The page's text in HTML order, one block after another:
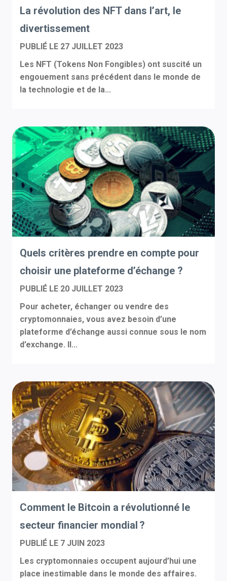
La révolution des NFT dans l’art, le
divertissement
PUBLIÉ LE 27 JUILLET 2023
Les NFT (Tokens Non Fongibles) ont suscité un
engouement sans précédent dans le monde de
la technologie et de la...
Quels critères prendre en compte pour
choisir une plateforme d’échange ?
PUBLIÉ LE 20 JUILLET 2023
Pour acheter, échanger ou vendre des
cryptomonnaies, vous avez besoin d’une
plateforme d’échange aussi connue sous le nom
d’exchange. Il...
Comment le Bitcoin a révolutionné le
secteur financier mondial ?
PUBLIÉ LE 7 JUIN 2023
Les cryptomonnaies occupent aujourd’hui une
place inestimable dans le monde des affaires.